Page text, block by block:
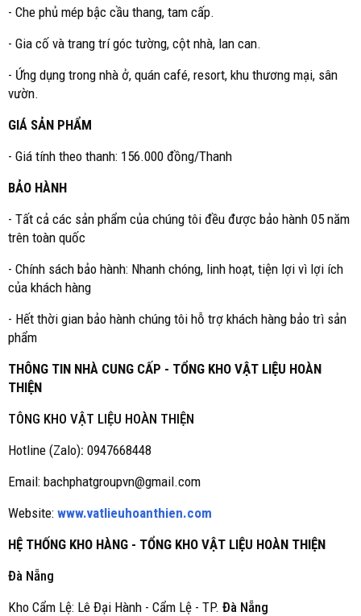
- Che phủ mép bậc cầu thang, tam cấp.
- Gia cố và trang trí góc tường, cột nhà, lan can.
- Ứng dụng trong nhà ở, quán café, resort, khu thương mại, sân
vườn.
GIÁ SẢN PHẨM
- Giá tính theo thanh: 156.000 đồng/Thanh
BẢO HÀNH
- Tất cả các sản phẩm của chúng tôi đều được bảo hành 05 năm
trên toàn quốc
- Chính sách bảo hành: Nhanh chóng, linh hoạt, tiện lợi vì lợi ích
của khách hàng
- Hết thời gian bảo hành chúng tôi hỗ trợ khách hàng bảo trì sản
phẩm
THÔNG TIN NHÀ CUNG CẤP - TỔNG KHO VẬT LIỆU HOÀN
THIỆN
TÔNG KHO VẬT LIỆU HOÀN THIỆN
Hotline (Zalo): 0947668448
Email: bachphatgroupvn@gmail.com
Website: www.vatlieuhoanthien.com
HỆ THỐNG KHO HÀNG - TỔNG KHO VẬT LIỆU HOÀN THIỆN
Đà Nẵng
Kho Cẩm Lệ: Lê Đại Hành - Cẩm Lệ - TP. Đà Nẵng